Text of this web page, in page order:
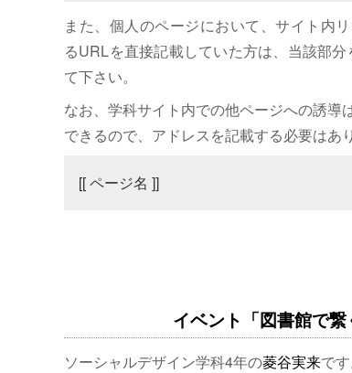
また、個人のページにおいて、サイト内
るURLを直接記載していた方は、当該部分
て下さい。
なお、学科サイト内での他ページへの誘導
できるので、アドレスを記載する必要はあ
[[ ページ名 ]]
イベント「図書館で
ソーシャルデザイン学科4年の菱谷実来で